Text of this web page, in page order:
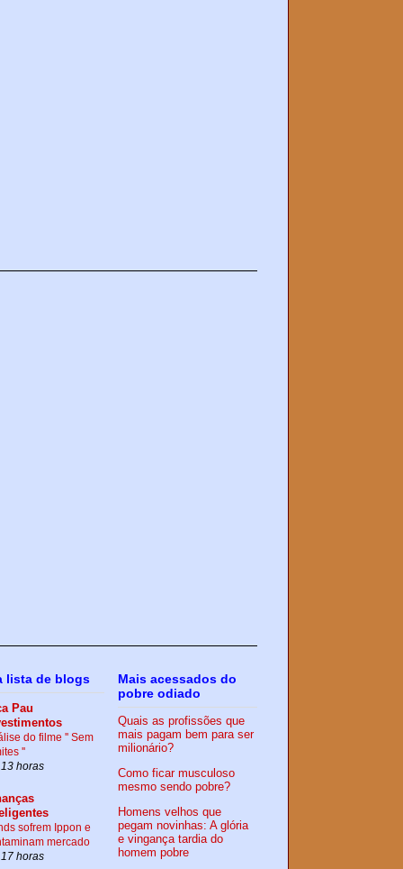
lista de blogs
Pau
do filme '' Sem
''
horas
sofrem Ippon e
mercado
horas
Mais acessados do
pobre odiado
Quais as profissões que
mais pagam bem para ser
milionário?
Como ficar musculoso
mesmo sendo pobre?
Homens velhos que
pegam novinhas: A glória
e vingança tardia do
homem pobre